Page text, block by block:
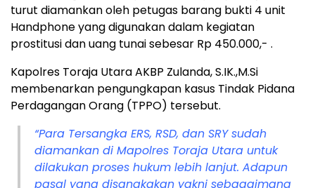
turut diamankan oleh petugas barang bukti 4 unit
Handphone yang digunakan dalam kegiatan
prostitusi dan uang tunai sebesar Rp 450.000,- .
Kapolres Toraja Utara AKBP Zulanda, S.IK.,M.Si
membenarkan pengungkapan kasus Tindak Pidana
Perdagangan Orang (TPPO) tersebut.
“Para Tersangka ERS, RSD, dan SRY sudah
diamankan di Mapolres Toraja Utara untuk
dilakukan proses hukum lebih lanjut. Adapun
pasal yang disangkakan yakni sebagaimana